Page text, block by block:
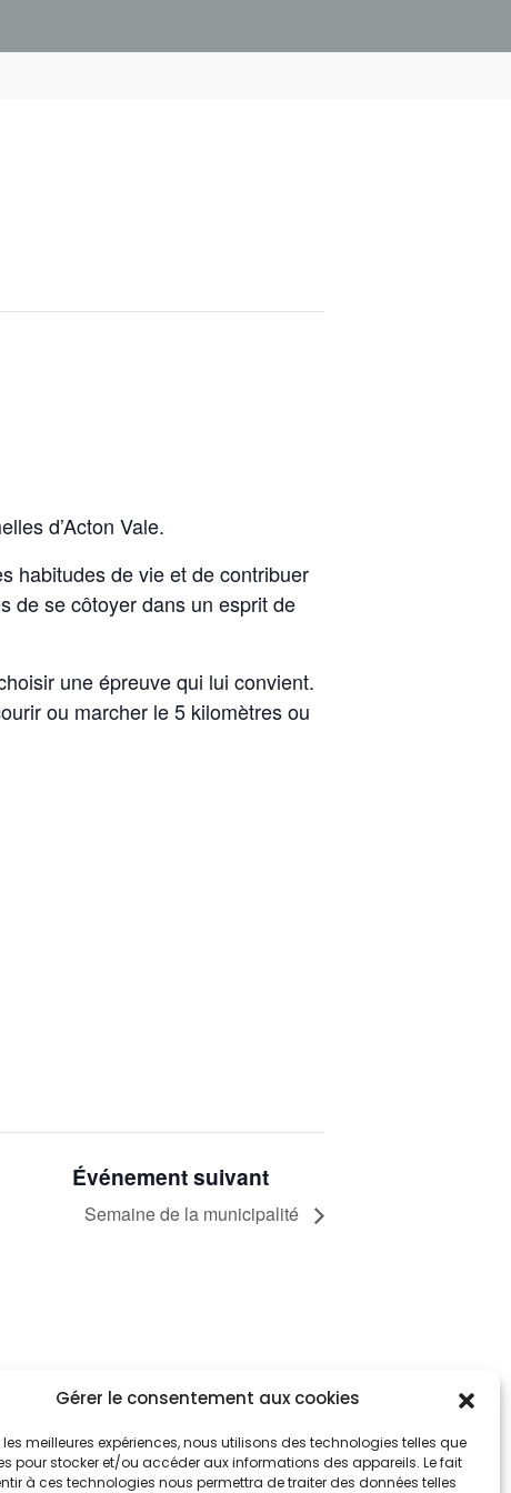
Gérer le consentement aux cookies
les meilleures expériences, nous utilisons des technologies telles que
pour stocker et/ou accéder aux informations des appareils. Le fait
à ces technologies nous permettra de traiter des données telles
d’Acton Vale.
habitudes de vie et de contribuer
de se côtoyer dans un esprit de
une épreuve qui lui convient.
ou marcher le 5 kilomètres ou
Événement suivant
Semaine de la municipalité
informés
vous aux alertes municipales